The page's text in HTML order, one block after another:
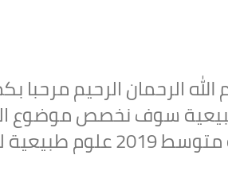
الرحمان الرحيم
سوف نخصص موضوع
للرابعة متوسط